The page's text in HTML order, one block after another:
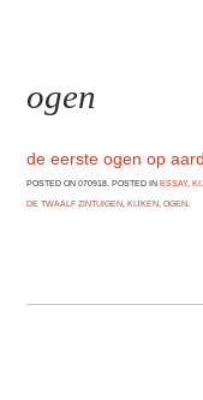
ogen
de eerste ogen op
POSTED ON 070918. POSTED INESSAY,
DE TWAALF ZINTUIGEN ,KIJKEN ,OGEN